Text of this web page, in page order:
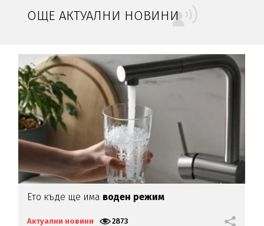
ОЩЕ АКТУАЛНИ НОВИНИ
Ето къде ще има воден режим
Актуални новини 2873